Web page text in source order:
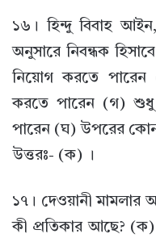
১৬। হিন্দু বিবাহ
অনুসারে নিবন্ধক
নিয়োগ করতে পারেন
করতে পারেন (গ) শুধু
পারেন (ঘ) উপরের
উত্তরঃ- (ক) ।
১৭। দেওয়ানী মামলার
কী প্রতিকার আছে?